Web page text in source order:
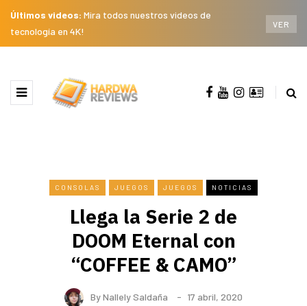
Últimos videos: Mira todos nuestros videos de
tecnología en 4K!
VER
CONSOLAS JUEGOS JUEGOS NOTICIAS
Llega la Serie 2 de
DOOM Eternal con
“COFFEE & CAMO”
ByNallely Saldaña 17 abril, 2020